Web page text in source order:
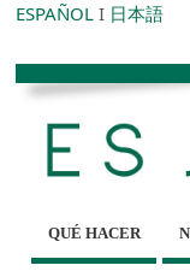
ESPAÑOL I 日本語
QUÉ HACER